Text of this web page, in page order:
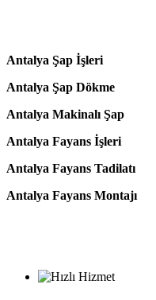
Antalya Şap İşleri
Antalya Şap Dökme
Antalya Makinalı Şap
Antalya Fayans İşleri
Antalya Fayans Tadilatı
Antalya Fayans Montajı